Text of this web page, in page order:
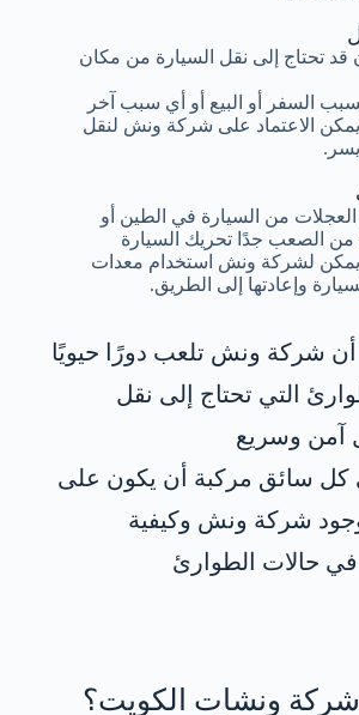
العجلات من السيارة في الطين أو
من الصعب جدًا تحريك السيارة
يمكن لشركة ونش استخدام معدات
وإعادتها إلى الطريق.
قد تحتاج إلى نقل السيارة من مكان
السفر أو البيع أو أي سبب آخر
يمكن الاعتماد على شركة ونش لنقل
أن شركة ونش تلعب دورًا حيويًا
التي تحتاج إلى نقل
آمن وسريع
كل سائق مركبة أن يكون على
وجود شركة ونش وكيفية
في حالات الطوارئ
شركة ونشات الكويت؟